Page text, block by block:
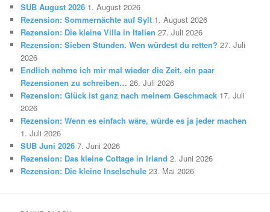
SUB August 2026 1. August 2026
Rezension: Sommernächte auf Sylt 1. August 2026
Rezension: Die kleine Villa in Italien 27. Juli 2026
Rezension: Sieben Stunden. Wen würdest du retten? 27. Juli
2026
Endlich nehme ich mir mal wieder die Zeit, ein paar
Rezensionen zu schreiben… 26. Juli 2026
Rezension: Glück ist ganz nach meinem Geschmack 17. Juli
2026
Rezension: Wenn es einfach wäre, würde es ja jeder machen
1. Juli 2026
SUB Juni 2026 7. Juni 2026
Rezension: Das kleine Cottage in Irland 2. Juni 2026
Rezension: Die kleine Inselschule 23. Mai 2026